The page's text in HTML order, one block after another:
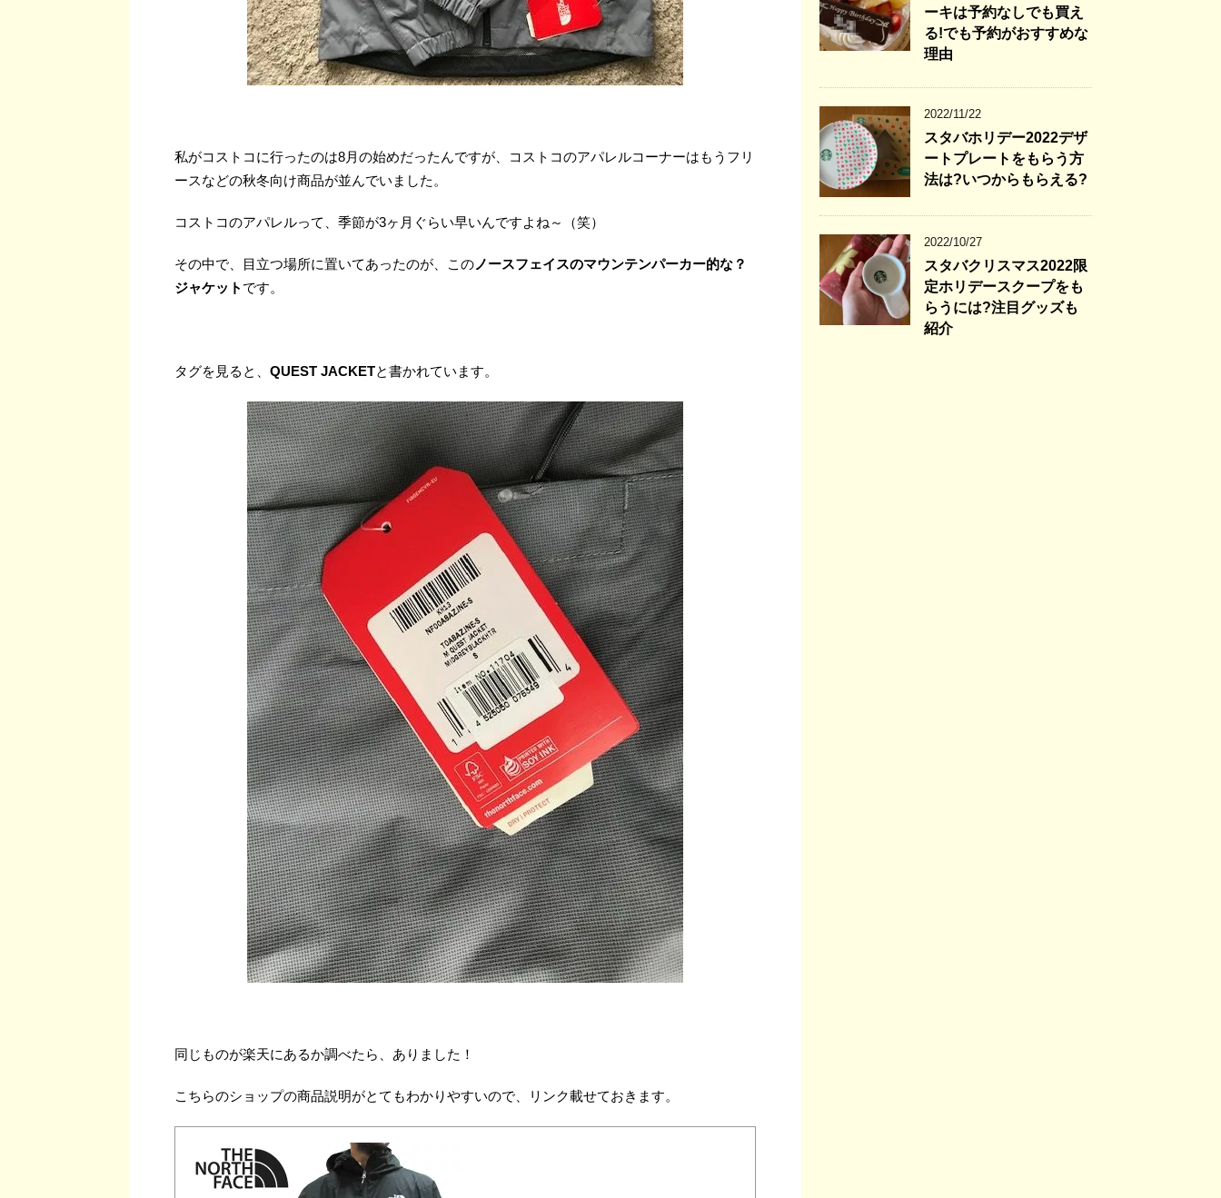
私がコストコに行ったのは8月の始めだったんですが、コストコのアパレルコーナーはもうフリ
ースなどの秋冬向け商品が並んでいました。
コストコのアパレルって、季節が3ヶ月ぐらい早いんですよね～（笑）
その中で、目立つ場所に置いてあったのが、この ノースフェイスのマウンテンパーカー的な？
ジャケット です。
タグを見ると、 QUEST JACKETと書かれています。
同じものが楽天にあるか調べたら、ありました！
こちらのショップの商品説明がとてもわかりやすいので、リンク載せておきます。
ーキは予約なしでも買え
る!でも予約がおすすめな
理由
2022/11/22
スタバホリデー2022デザ
ートプレートをもらう方
法は?いつからもらえる?
2022/10/27
スタバクリスマス2022限
定ホリデースクープをも
らうには?注目グッズも
紹介